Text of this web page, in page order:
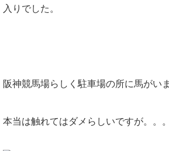
入りでした。
阪神競馬場らしく駐車場の所に馬がい
本当は触れてはダメらしいですが。。。